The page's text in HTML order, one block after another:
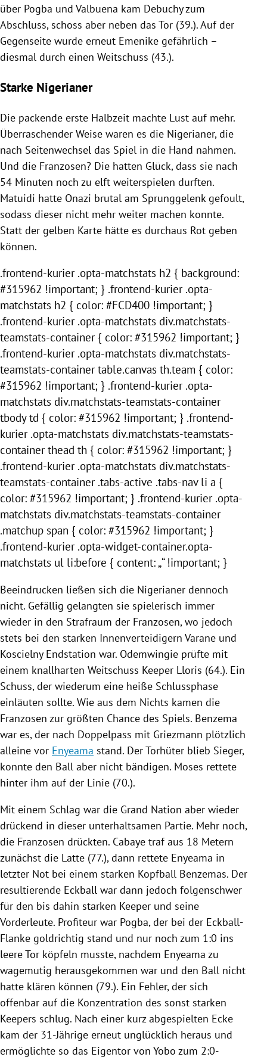
über Pogba und Valbuena kam Debuchy zum
Abschluss, schoss aber neben das Tor (39.). Auf der
Gegenseite wurde erneut Emenike gefährlich –
diesmal durch einen Weitschuss (43.).
Starke Nigerianer
Die packende erste Halbzeit machte Lust auf mehr.
Überraschender Weise waren es die Nigerianer, die
nach Seitenwechsel das Spiel in die Hand nahmen.
Und die Franzosen? Die hatten Glück, dass sie nach
54 Minuten noch zu elft weiterspielen durften.
Matuidi hatte Onazi brutal am Sprunggelenk gefoult,
sodass dieser nicht mehr weiter machen konnte.
Statt der gelben Karte hätte es durchaus Rot geben
können.
.frontend-kurier .opta-matchstats h2 { background:
#315962 !important; } .frontend-kurier .opta-
matchstats h2 { color: #FCD400 !important; }
.frontend-kurier .opta-matchstats div.matchstats-
teamstats-container { color: #315962 !important; }
.frontend-kurier .opta-matchstats div.matchstats-
teamstats-container table.canvas th.team { color:
#315962 !important; } .frontend-kurier .opta-
matchstats div.matchstats-teamstats-container
tbody td { color: #315962 !important; } .frontend-
kurier .opta-matchstats div.matchstats-teamstats-
container thead th { color: #315962 !important; }
.frontend-kurier .opta-matchstats div.matchstats-
teamstats-container .tabs-active .tabs-nav li a {
color: #315962 !important; } .frontend-kurier .opta-
matchstats div.matchstats-teamstats-container
.matchup span { color: #315962 !important; }
.frontend-kurier .opta-widget-container.opta-
matchstats ul li:before { content: „“ !important; }
Beeindrucken ließen sich die Nigerianer dennoch
nicht. Gefällig gelangten sie spielerisch immer
wieder in den Strafraum der Franzosen, wo jedoch
stets bei den starken Innenverteidigern Varane und
Koscielny Endstation war. Odemwingie prüfte mit
einem knallharten Weitschuss Keeper Lloris (64.). Ein
Schuss, der wiederum eine heiße Schlussphase
einläuten sollte. Wie aus dem Nichts kamen die
Franzosen zur größten Chance des Spiels. Benzema
war es, der nach Doppelpass mit Griezmann plötzlich
alleine vor Enyeama stand. Der Torhüter blieb Sieger,
konnte den Ball aber nicht bändigen. Moses rettete
hinter ihm auf der Linie (70.).
Mit einem Schlag war die Grand Nation aber wieder
drückend in dieser unterhaltsamen Partie. Mehr noch,
die Franzosen drückten. Cabaye traf aus 18 Metern
zunächst die Latte (77.), dann rettete Enyeama in
letzter Not bei einem starken Kopfball Benzemas. Der
resultierende Eckball war dann jedoch folgenschwer
für den bis dahin starken Keeper und seine
Vorderleute. Profiteur war Pogba, der bei der Eckball-
Flanke goldrichtig stand und nur noch zum 1:0 ins
leere Tor köpfeln musste, nachdem Enyeama zu
wagemutig herausgekommen war und den Ball nicht
hatte klären können (79.). Ein Fehler, der sich
offenbar auf die Konzentration des sonst starken
Keepers schlug. Nach einer kurz abgespielten Ecke
kam der 31-Jährige erneut unglücklich heraus und
ermöglichte so das Eigentor von Yobo zum 2:0-